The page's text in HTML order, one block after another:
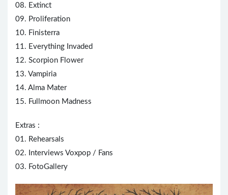
08. Extinct
09. Proliferation
10. Finisterra
11. Everything Invaded
12. Scorpion Flower
13. Vampiria
14. Alma Mater
15. Fullmoon Madness
Extras :
01. Rehearsals
02. Interviews Voxpop / Fans
03. FotoGallery